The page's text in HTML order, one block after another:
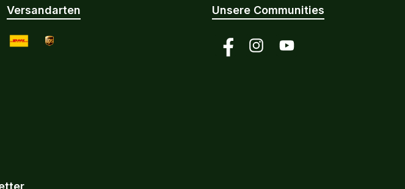
Versandarten Unsere Communities
FacebookInstagramYouTube